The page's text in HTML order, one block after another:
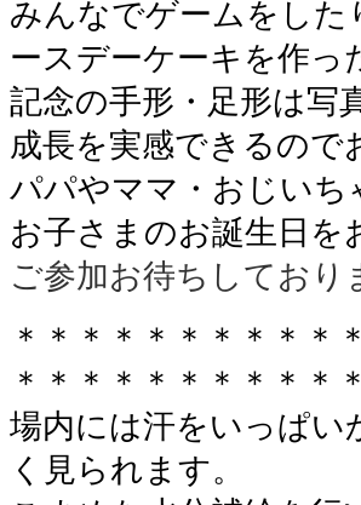
みんなでゲームをし
ースデーケーキを作
記念の手形・足形は写
成長を実感できるので
パパやママ・おじい
お子さまのお誕生日を
ご参加お待ちしており
＊＊＊＊＊＊＊＊＊＊
＊＊＊＊＊＊＊＊＊＊
場内には汗をいっぱい
く見られます。